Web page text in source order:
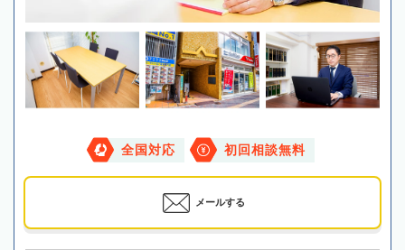
全国対応 初回相談無料
メールする